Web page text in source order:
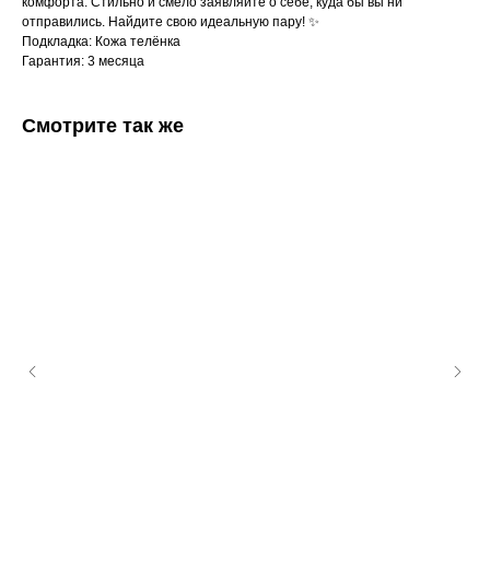
отправились. Найдите свою идеальную пару! ✨
Подкладка: Кожа телёнка
Гарантия: 3 месяца
Смотрите так же